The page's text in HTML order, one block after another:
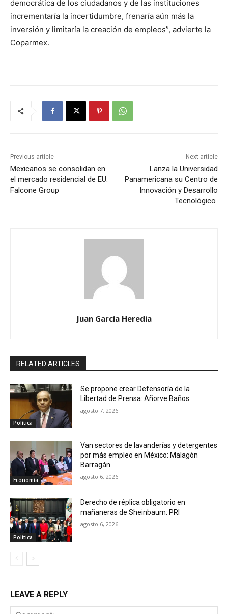
democrática de los ciudadanos y de las instituciones
incrementaría la incertidumbre, frenaría aún más la
inversión y limitaría la creación de empleos”, advierte la
Coparmex.
Previous article
Mexicanos se consolidan en
el mercado residencial de EU:
Falcone Group
Next article
Lanza la Universidad
Panamericana su Centro de
Innovación y Desarrollo
Tecnológico
Juan García Heredia
RELATED ARTICLES
Política
Se propone crear Defensoría de la
Libertad de Prensa: Añorve Baños
agosto 7, 2026
Economía
Van sectores de lavanderías y detergentes
por más empleo en México: Malagón
Barragán
agosto 6, 2026
Política
Derecho de réplica obligatorio en
mañaneras de Sheinbaum: PRI
agosto 6, 2026
LEAVE A REPLY